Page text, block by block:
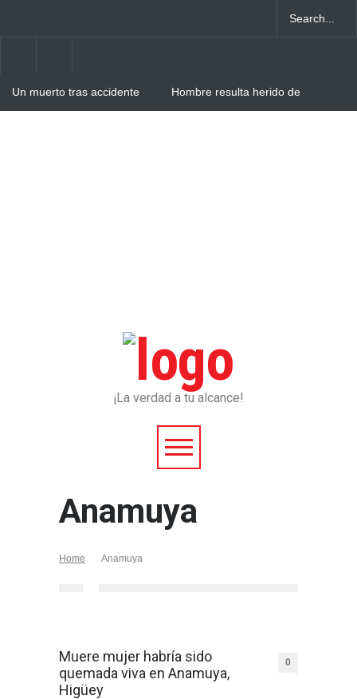
Un muerto tras accidente
Verón-Punta Cana
Hombre resulta herido de
de su pareja en Villa Cerro,
¡La verdad a tu alcance!
Anamuya
Home Anamuya
Muere mujer habría sido
quemada viva en Anamuya,
Higüey
0